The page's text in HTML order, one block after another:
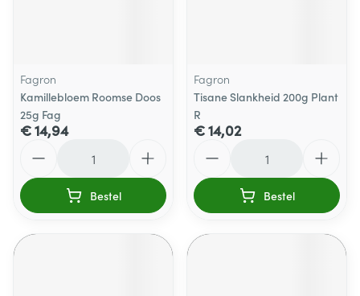
Fagron
Kamillebloem Roomse Doos
25g Fag
€ 14,94
Bestel
Fagron
Tisane Slankheid 200g Plant
R
€ 14,02
Bestel